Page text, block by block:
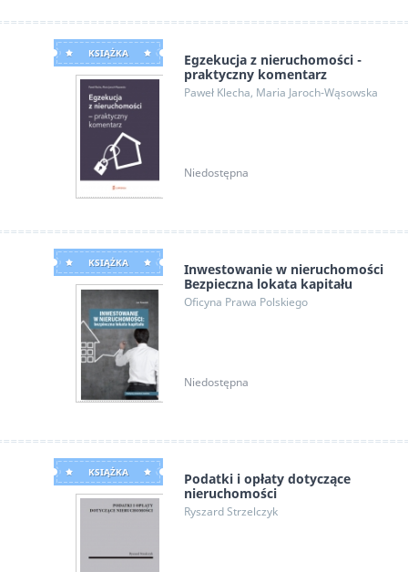
KSIĄŻKA
Egzekucja z nieruchomości -
praktyczny komentarz
Paweł Klecha, Maria Jaroch-Wąsowska
Niedostępna
KSIĄŻKA
Inwestowanie w nieruchomości
Bezpieczna lokata kapitału
Oficyna Prawa Polskiego
Niedostępna
KSIĄŻKA
Podatki i opłaty dotyczące
nieruchomości
Ryszard Strzelczyk